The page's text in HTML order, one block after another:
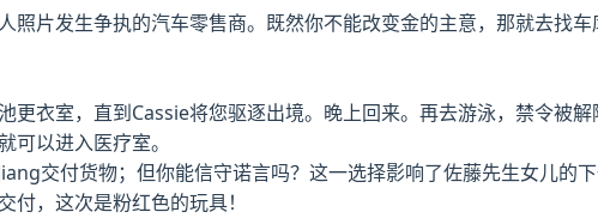
照片发生争执的汽车零售商。既然你不能改变金的主意，那就去找
衣室，直到Cassie将您驱逐出境。晚上回来。再去游泳，禁令被解
可以进入医疗室。
交付货物；但你能信守诺言吗？这一选择影响了佐藤先生女儿的
，这次是粉红色的玩具！